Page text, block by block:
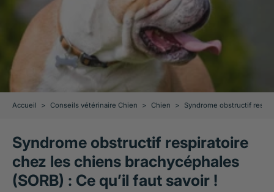
Accueil > Conseils vétérinaire Chien > Chien > Syndrome obstructif
Syndrome obstructif respiratoire
chez les chiens brachycéphales
(SORB) : Ce qu’il faut savoir !